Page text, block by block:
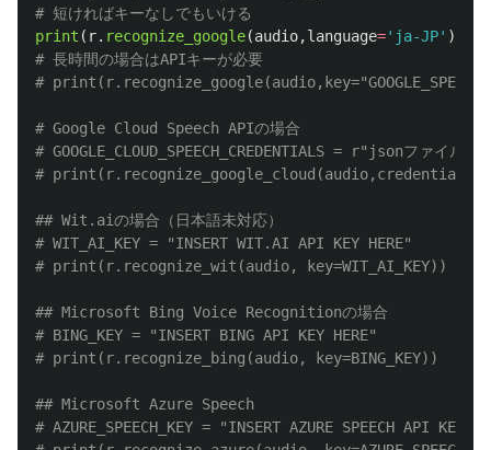
print ( r. recognize_google(audio,language=' ja-JP' ))
# 長時間の場合はAPIキーが必要
# Google Cloud Speech APIの場合
# GOOGLE_CLOUD_SPEECH_CREDENTIALS = r"jsonファイル
## Wit.aiの場合（日本語未対応）
# WIT_AI_KEY = "INSERT WIT.AI API KEY HERE"
## Microsoft Bing Voice Recognitionの場合
# BING_KEY = "INSERT BING API KEY HERE"
## Microsoft Azure Speech
# AZURE_SPEECH_KEY = "INSERT AZURE SPEECH API KEY